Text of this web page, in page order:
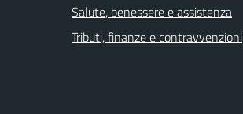
Salute, benessere e assistenza
Tributi, finanze e contravvenzioni